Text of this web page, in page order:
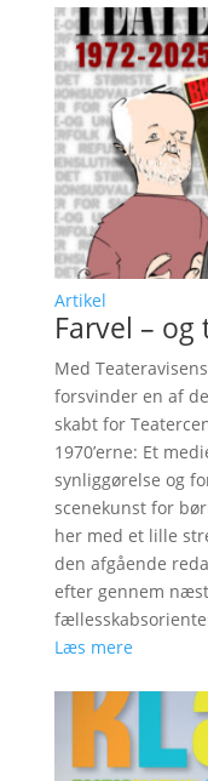
Artikel
Farvel – og
Med
forsvinder en af
skabt for
1970’erne: Et
synliggørelse og
scenekunst for
her med et lille
den afgående
efter gennem
Læs mere